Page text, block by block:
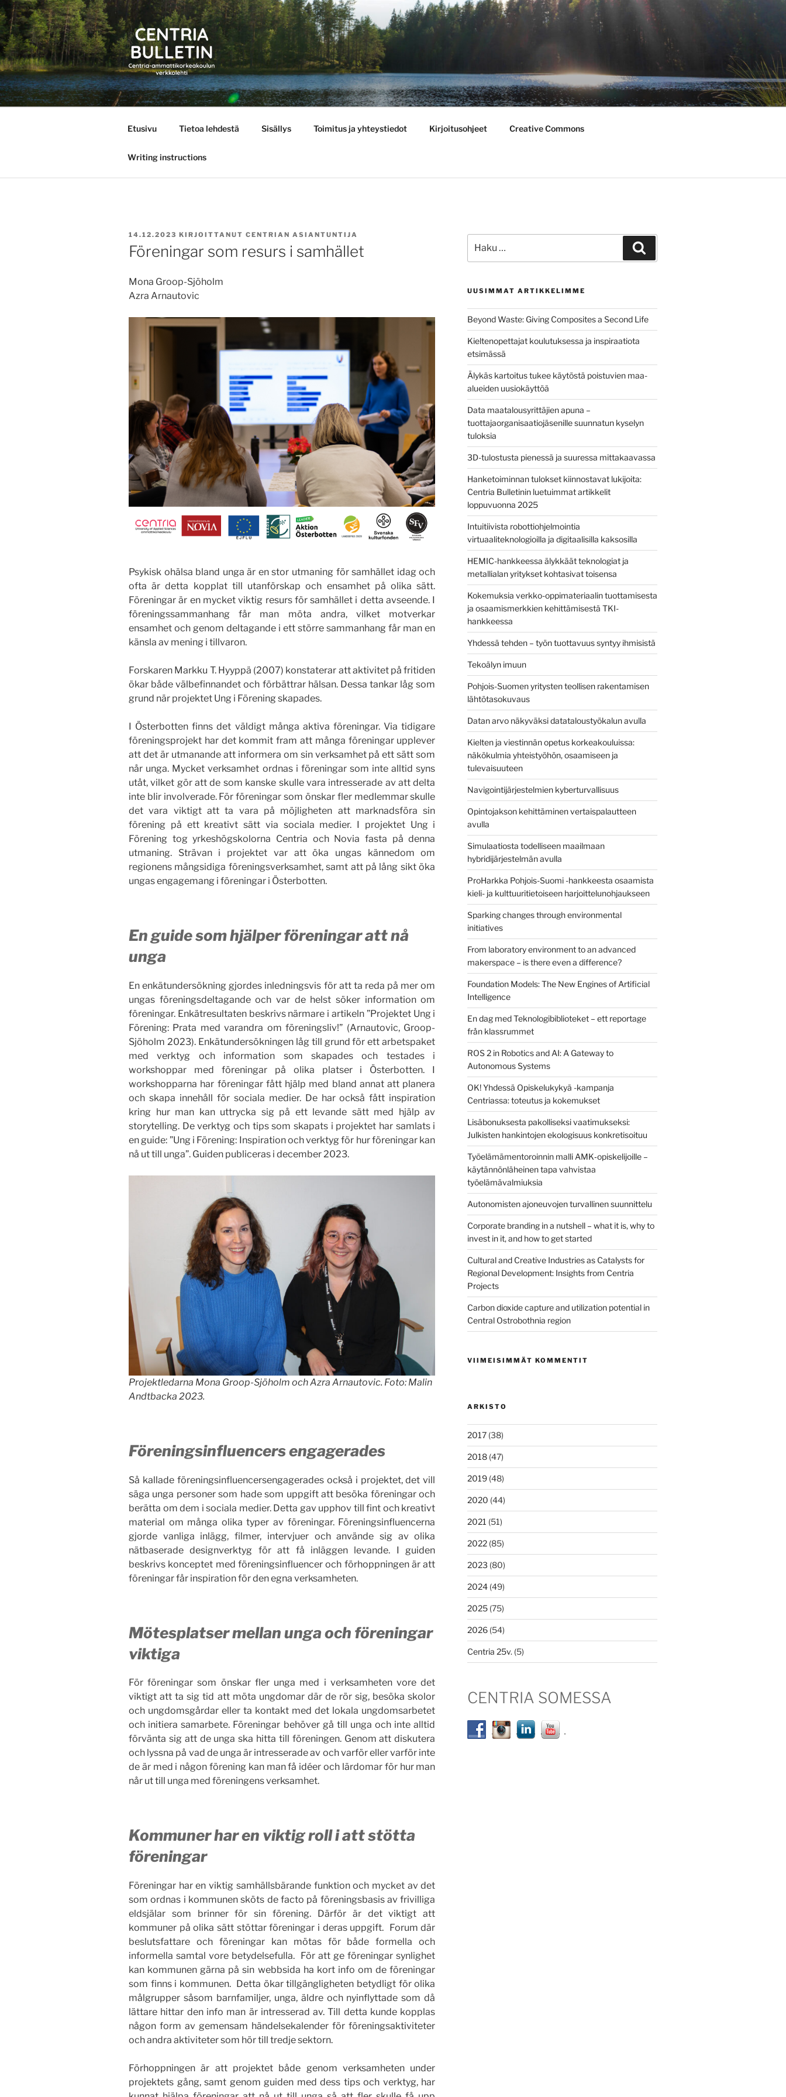
Siirry
sisältöön
CENTRIA BULLETIN
Etusivu Tietoa lehdestä Sisällys Toimitus ja yhteystiedot Kirjoitusohjeet Creative Commons
Writing instructions
JULKAISTU
14.12.2023 KIRJOITTANUT CENTRIAN ASIANTUNTIJA
Föreningar som resurs i samhället
Mona Groop-Sjöholm
Azra Arnautovic
Psykisk ohälsa bland unga är en stor utmaning för samhället idag och
ofta är detta kopplat till utanförskap och ensamhet på olika sätt.
Föreningar är en mycket viktig resurs för samhället i detta avseende. I
föreningssammanhang får man möta andra, vilket motverkar
ensamhet och genom deltagande i ett större sammanhang får man en
känsla av mening i tillvaron.
Forskaren Markku T. Hyyppä (2007) konstaterar att aktivitet på fritiden
ökar både välbefinnandet och förbättrar hälsan. Dessa tankar låg som
grund när projektet Ung i Förening skapades.
I Österbotten finns det väldigt många aktiva föreningar. Via tidigare
föreningsprojekt har det kommit fram att många föreningar upplever
att det är utmanande att informera om sin verksamhet på ett sätt som
når unga. Mycket verksamhet ordnas i föreningar som inte alltid syns
utåt, vilket gör att de som kanske skulle vara intresserade av att delta
inte blir involverade. För föreningar som önskar fler medlemmar skulle
det vara viktigt att ta vara på möjligheten att marknadsföra sin
förening på ett kreativt sätt via sociala medier. I projektet Ung i
Förening tog yrkeshögskolorna Centria och Novia fasta på denna
utmaning. Strävan i projektet var att öka ungas kännedom om
regionens mångsidiga föreningsverksamhet, samt att på lång sikt öka
ungas engagemang i föreningar i Österbotten.
En guide som hjälper föreningar att nå
unga
En enkätundersökning gjordes inledningsvis för att ta reda på mer om
ungas föreningsdeltagande och var de helst söker information om
föreningar. Enkätresultaten beskrivs närmare i artikeln ”Projektet Ung i
Förening: Prata med varandra om föreningsliv!” (Arnautovic, Groop-
Sjöholm 2023). Enkätundersökningen låg till grund för ett arbetspaket
med verktyg och information som skapades och testades i
workshoppar med föreningar på olika platser i Österbotten. I
workshopparna har föreningar fått hjälp med bland annat att planera
och skapa innehåll för sociala medier. De har också fått inspiration
kring hur man kan uttrycka sig på ett levande sätt med hjälp av
storytelling. De verktyg och tips som skapats i projektet har samlats i
en guide: ”Ung i Förening: Inspiration och verktyg för hur föreningar kan
nå ut till unga”. Guiden publiceras i december 2023.
Projektledarna Mona Groop-Sjöholm och Azra Arnautovic. Foto: Malin
Andtbacka 2023.
Föreningsinfluencers engagerades
Så kallade föreningsinfluencersengagerades också i projektet, det vill
säga unga personer som hade som uppgift att besöka föreningar och
berätta om dem i sociala medier. Detta gav upphov till fint och kreativt
material om många olika typer av föreningar. Föreningsinfluencerna
gjorde vanliga inlägg, filmer, intervjuer och använde sig av olika
nätbaserade designverktyg för att få inläggen levande. I guiden
beskrivs konceptet med föreningsinfluencer och förhoppningen är att
föreningar får inspiration för den egna verksamheten.
Mötesplatser mellan unga och föreningar
viktiga
För föreningar som önskar fler unga med i verksamheten vore det
viktigt att ta sig tid att möta ungdomar där de rör sig, besöka skolor
och ungdomsgårdar eller ta kontakt med det lokala ungdomsarbetet
och initiera samarbete. Föreningar behöver gå till unga och inte alltid
förvänta sig att de unga ska hitta till föreningen. Genom att diskutera
och lyssna på vad de unga är intresserade av och varför eller varför inte
de är med i någon förening kan man få idéer och lärdomar för hur man
når ut till unga med föreningens verksamhet.
Kommuner har en viktig roll i att stötta
föreningar
Föreningar har en viktig samhällsbärande funktion och mycket av det
som ordnas i kommunen sköts de facto på föreningsbasis av frivilliga
eldsjälar som brinner för sin förening. Därför är det viktigt att
kommuner på olika sätt stöttar föreningar i deras uppgift. Forum där
beslutsfattare och föreningar kan mötas för både formella och
informella samtal vore betydelsefulla. För att ge föreningar synlighet
kan kommunen gärna på sin webbsida ha kort info om de föreningar
som finns i kommunen. Detta ökar tillgängligheten betydligt för olika
målgrupper såsom barnfamiljer, unga, äldre och nyinflyttade som då
lättare hittar den info man är intresserad av. Till detta kunde kopplas
någon form av gemensam händelsekalender för föreningsaktiviteter
och andra aktiviteter som hör till tredje sektorn.
Förhoppningen är att projektet både genom verksamheten under
projektets gång, samt genom guiden med dess tips och verktyg, har
UUSIMMAT ARTIKKELIMME
Beyond Waste: Giving Composites a Second Life
Kieltenopettajat koulutuksessa ja inspiraatiota
etsimässä
Älykäs kartoitus tukee käytöstä poistuvien maa-
alueiden uusiokäyttöä
Data maatalousyrittäjien apuna –
tuottajaorganisaatiojäsenille suunnatun kyselyn
tuloksia
3D-tulostusta pienessä ja suuressa mittakaavassa
Hanketoiminnan tulokset kiinnostavat lukijoita:
Centria Bulletinin luetuimmat artikkelit
loppuvuonna 2025
Intuitiivista robottiohjelmointia
virtuaaliteknologioilla ja digitaalisilla kaksosilla
HEMIC-hankkeessa älykkäät teknologiat ja
metallialan yritykset kohtasivat toisensa
Kokemuksia verkko-oppimateriaalin tuottamisesta
ja osaamismerkkien kehittämisestä TKI-
hankkeessa
Yhdessä tehden – työn tuottavuus syntyy ihmisistä
Tekoälyn imuun
Pohjois-Suomen yritysten teollisen rakentamisen
lähtötasokuvaus
Datan arvo näkyväksi datataloustyökalun avulla
Kielten ja viestinnän opetus korkeakouluissa:
näkökulmia yhteistyöhön, osaamiseen ja
tulevaisuuteen
Navigointijärjestelmien kyberturvallisuus
Opintojakson kehittäminen vertaispalautteen
avulla
Simulaatiosta todelliseen maailmaan
hybridijärjestelmän avulla
ProHarkka Pohjois-Suomi -hankkeesta osaamista
kieli- ja kulttuuritietoiseen harjoittelunohjaukseen
Sparking changes through environmental
initiatives
From laboratory environment to an advanced
makerspace – is there even a difference?
Foundation Models: The New Engines of Artificial
Intelligence
En dag med Teknologibiblioteket – ett reportage
från klassrummet
ROS 2 in Robotics and AI: A Gateway to
Autonomous Systems
OK! Yhdessä Opiskelukykyä -kampanja
Centriassa: toteutus ja kokemukset
Lisäbonuksesta pakolliseksi vaatimukseksi:
Julkisten hankintojen ekologisuus konkretisoituu
Työelämämentoroinnin malli AMK‑opiskelijoille –
käytännönläheinen tapa vahvistaa
työelämävalmiuksia
Autonomisten ajoneuvojen turvallinen suunnittelu
Corporate branding in a nutshell – what it is, why to
invest in it, and how to get started
Cultural and Creative Industries as Catalysts for
Regional Development: Insights from Centria
Projects
Carbon dioxide capture and utilization potential in
Central Ostrobothnia region
VIIMEISIMMÄT KOMMENTIT
ARKISTO
2017(38)
2018(47)
2019(48)
2020 (44)
2021 (51)
2022(85)
2023 (80)
2024(49)
2025(75)
2026(54)
Centria 25v. (5)
CENTRIA SOMESSA